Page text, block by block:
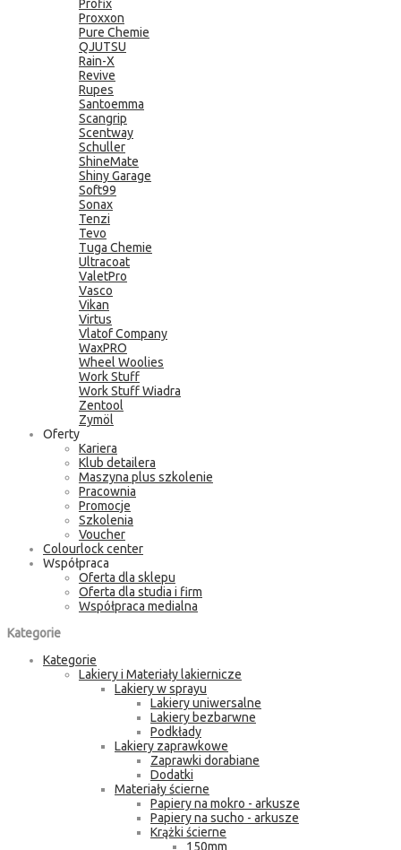
Profix
Proxxon
Pure Chemie
QJUTSU
Rain-X
Revive
Rupes
Santoemma
Scangrip
Scentway
Schuller
ShineMate
Shiny Garage
Soft99
Sonax
Tenzi
Tevo
Tuga Chemie
Ultracoat
ValetPro
Vasco
Vikan
Virtus
Vlatof Company
WaxPRO
Wheel Woolies
Work Stuff
Work Stuff Wiadra
Zentool
Zymöl
Oferty
Kariera
Klub detailera
Maszyna plus szkolenie
Pracownia
Promocje
Szkolenia
Voucher
Colourlock center
Współpraca
Oferta dla sklepu
Oferta dla studia i firm
Współpraca medialna
Kategorie
Kategorie
Lakiery i Materiały lakiernicze
Lakiery w sprayu
Lakiery uniwersalne
Lakiery bezbarwne
Podkłady
Lakiery zaprawkowe
Zaprawki dorabiane
Dodatki
Materiały ścierne
Papiery na mokro - arkusze
Papiery na sucho - arkusze
Krążki ścierne
150mm